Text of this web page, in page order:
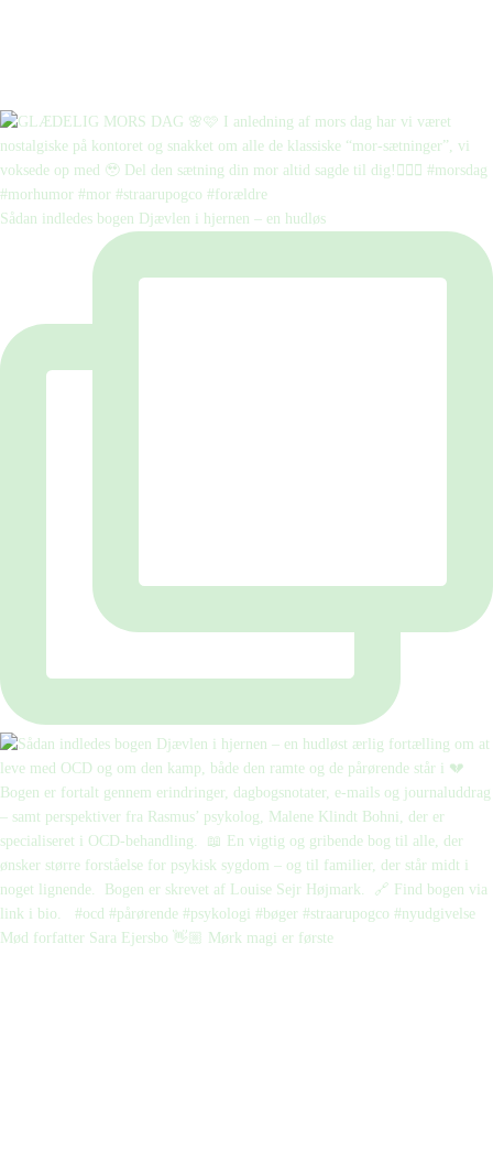
Sådan indledes bogen Djævlen i hjernen – en hudløs
Mød forfatter Sara Ejersbo 👋🏼 Mørk magi er første